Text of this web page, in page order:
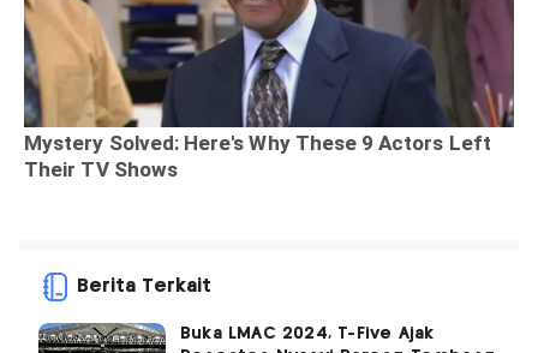
Berita Terkait
Buka LMAC 2024, T-Five Ajak